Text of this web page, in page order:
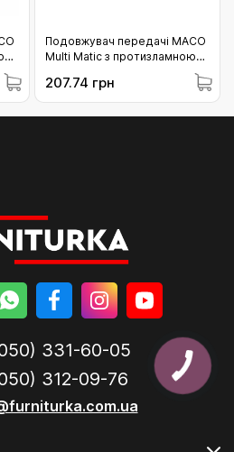
Подовжувач передачі МАСО
Multi Matic з протизламною
(210496)
207.74 грн
331-60-05
312-09-76